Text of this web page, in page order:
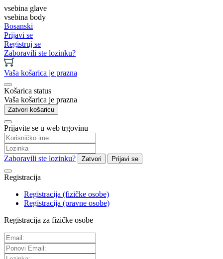
vsebina glave
vsebina body
Bosanski
Prijavi se
Registruj se
Zaboravili ste lozinku?
Vaša košarica je prazna
Košarica status
Vaša košarica je prazna
Zatvori košaricu
Prijavite se u web trgovinu
Zaboravili ste lozinku? Zatvori Prijavi se
Registracija
Registracija (fizičke osobe)
Registracija (pravne osobe)
Registracija za fizičke osobe